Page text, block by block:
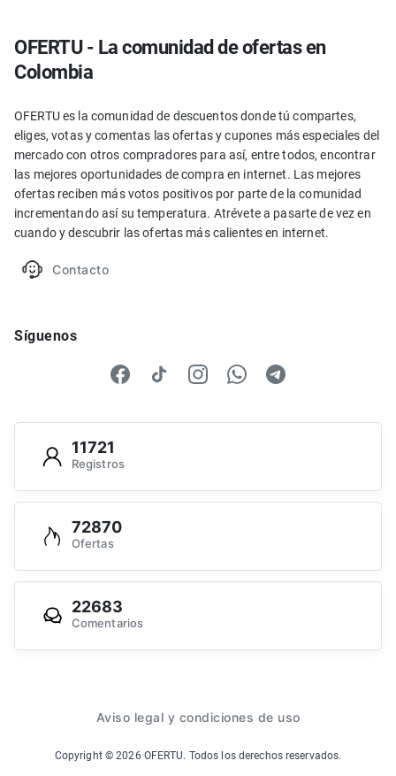
OFERTU - La comunidad de ofertas en
Colombia
OFERTU es la comunidad de descuentos donde tú compartes,
eliges, votas y comentas las ofertas y cupones más especiales del
mercado con otros compradores para así, entre todos, encontrar
las mejores oportunidades de compra en internet. Las mejores
ofertas reciben más votos positivos por parte de la comunidad
incrementando así su temperatura. Atrévete a pasarte de vez en
cuando y descubrir las ofertas más calientes en internet.
Contacto
Síguenos
11721
Registros
72870
Ofertas
22683
Comentarios
Aviso legal y condiciones de uso
Copyright ©2026 OFERTU. Todos los derechos reservados.